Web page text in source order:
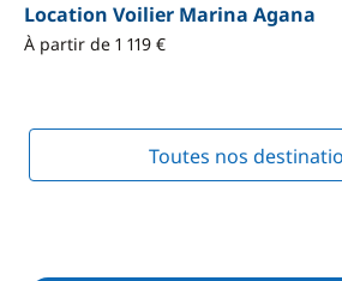
Location Voilier Marina Agana
À partir de 1 119 €
Toutes nos